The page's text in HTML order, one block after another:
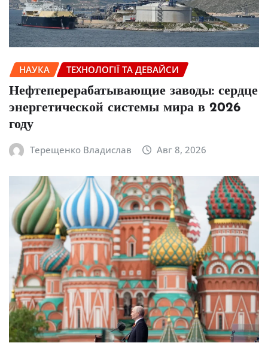
НАУКА ТЕХНОЛОГІЇ ТА ДЕВАЙСИ
Нефтеперерабатывающие заводы: сердце
энергетической системы мира в 2026
году
Терещенко Владислав Авг 8, 2026